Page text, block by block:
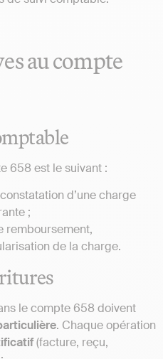
au compte
658 est le suivant :
d’une charge
;
remboursement,
de la charge.
le compte 658 doivent
. Chaque opération
(facture, reçu,